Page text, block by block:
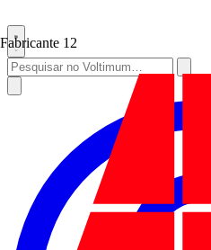
Fabricante 12